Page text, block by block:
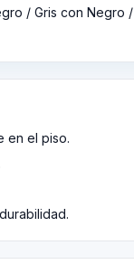
/ Gris con Negro /
en el piso.